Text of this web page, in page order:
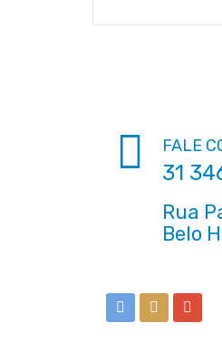
FALE
31
Rua